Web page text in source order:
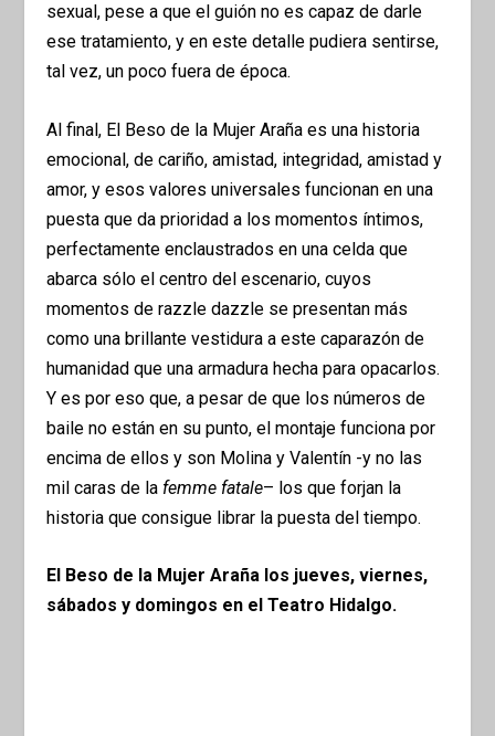
sexual, pese a que el guión no es capaz de darle
ese tratamiento, y en este detalle pudiera sentirse,
tal vez, un poco fuera de época.
Al final, El Beso de la Mujer Araña es una historia
emocional, de cariño, amistad, integridad, amistad y
amor, y esos valores universales funcionan en una
puesta que da prioridad a los momentos íntimos,
perfectamente enclaustrados en una celda que
abarca sólo el centro del escenario, cuyos
momentos de razzle dazzle se presentan más
como una brillante vestidura a este caparazón de
humanidad que una armadura hecha para opacarlos.
Y es por eso que, a pesar de que los números de
baile no están en su punto, el montaje funciona por
encima de ellos y son Molina y Valentín -y no las
mil caras de la femme fatale– los que forjan la
historia que consigue librar la puesta del tiempo.
El Beso de la Mujer Araña los jueves, viernes,
sábados y domingos en el Teatro Hidalgo.